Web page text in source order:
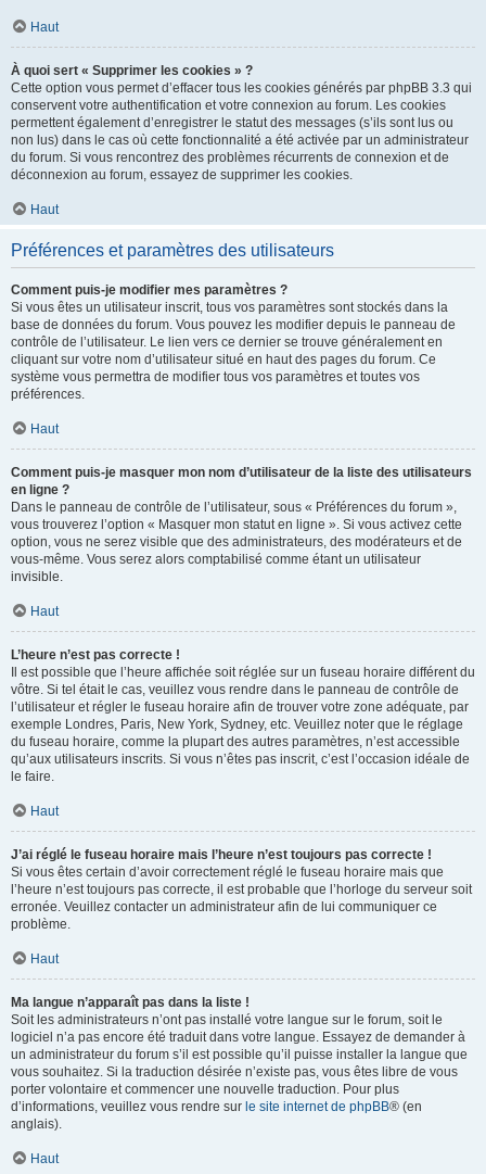
Haut
À quoi sert « Supprimer les cookies » ?
Cette option vous permet d’effacer tous les cookies générés par phpBB 3.3 qui
conservent votre authentification et votre connexion au forum. Les cookies
permettent également d’enregistrer le statut des messages (s’ils sont lus ou
non lus) dans le cas où cette fonctionnalité a été activée par un administrateur
du forum. Si vous rencontrez des problèmes récurrents de connexion et de
déconnexion au forum, essayez de supprimer les cookies.
Haut
Préférences et paramètres des utilisateurs
Comment puis-je modifier mes paramètres ?
Si vous êtes un utilisateur inscrit, tous vos paramètres sont stockés dans la
base de données du forum. Vous pouvez les modifier depuis le panneau de
contrôle de l’utilisateur. Le lien vers ce dernier se trouve généralement en
cliquant sur votre nom d’utilisateur situé en haut des pages du forum. Ce
système vous permettra de modifier tous vos paramètres et toutes vos
préférences.
Haut
Comment puis-je masquer mon nom d’utilisateur de la liste des utilisateurs
en ligne ?
Dans le panneau de contrôle de l’utilisateur, sous « Préférences du forum »,
vous trouverez l’option « Masquer mon statut en ligne ». Si vous activez cette
option, vous ne serez visible que des administrateurs, des modérateurs et de
vous-même. Vous serez alors comptabilisé comme étant un utilisateur
invisible.
Haut
L’heure n’est pas correcte !
Il est possible que l’heure affichée soit réglée sur un fuseau horaire différent du
vôtre. Si tel était le cas, veuillez vous rendre dans le panneau de contrôle de
l’utilisateur et régler le fuseau horaire afin de trouver votre zone adéquate, par
exemple Londres, Paris, New York, Sydney, etc. Veuillez noter que le réglage
du fuseau horaire, comme la plupart des autres paramètres, n’est accessible
qu’aux utilisateurs inscrits. Si vous n’êtes pas inscrit, c’est l’occasion idéale de
le faire.
Haut
J’ai réglé le fuseau horaire mais l’heure n’est toujours pas correcte !
Si vous êtes certain d’avoir correctement réglé le fuseau horaire mais que
l’heure n’est toujours pas correcte, il est probable que l’horloge du serveur soit
erronée. Veuillez contacter un administrateur afin de lui communiquer ce
problème.
Haut
Ma langue n’apparaît pas dans la liste !
Soit les administrateurs n’ont pas installé votre langue sur le forum, soit le
logiciel n’a pas encore été traduit dans votre langue. Essayez de demander à
un administrateur du forum s’il est possible qu’il puisse installer la langue que
vous souhaitez. Si la traduction désirée n’existe pas, vous êtes libre de vous
porter volontaire et commencer une nouvelle traduction. Pour plus
d’informations, veuillez vous rendre sur le site internet de phpBB® (en
anglais).
Haut